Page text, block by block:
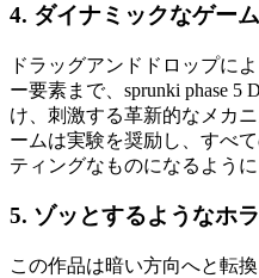
4. ダイナミックなゲー
ドラッグアンドドロップに
ー要素まで、sprunki phase 5
け、刺激する革新的なメカ
ームは実験を奨励し、すべ
ティングなものになるように
5. ゾッとするようなホ
この作品は暗い方向へと転